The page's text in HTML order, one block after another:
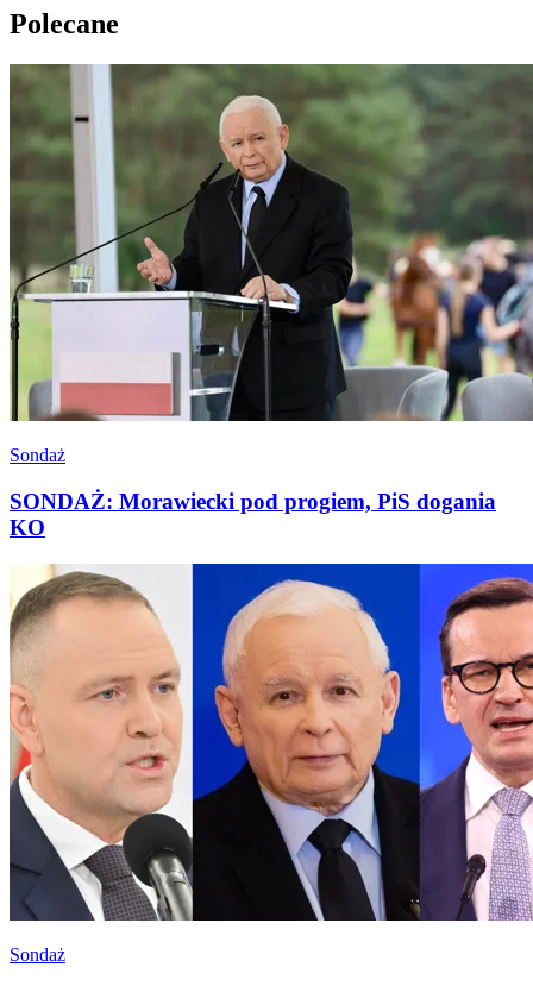
Polecane
Sondaż
SONDAŻ: Morawiecki pod progiem, PiS dogania
KO
Sondaż